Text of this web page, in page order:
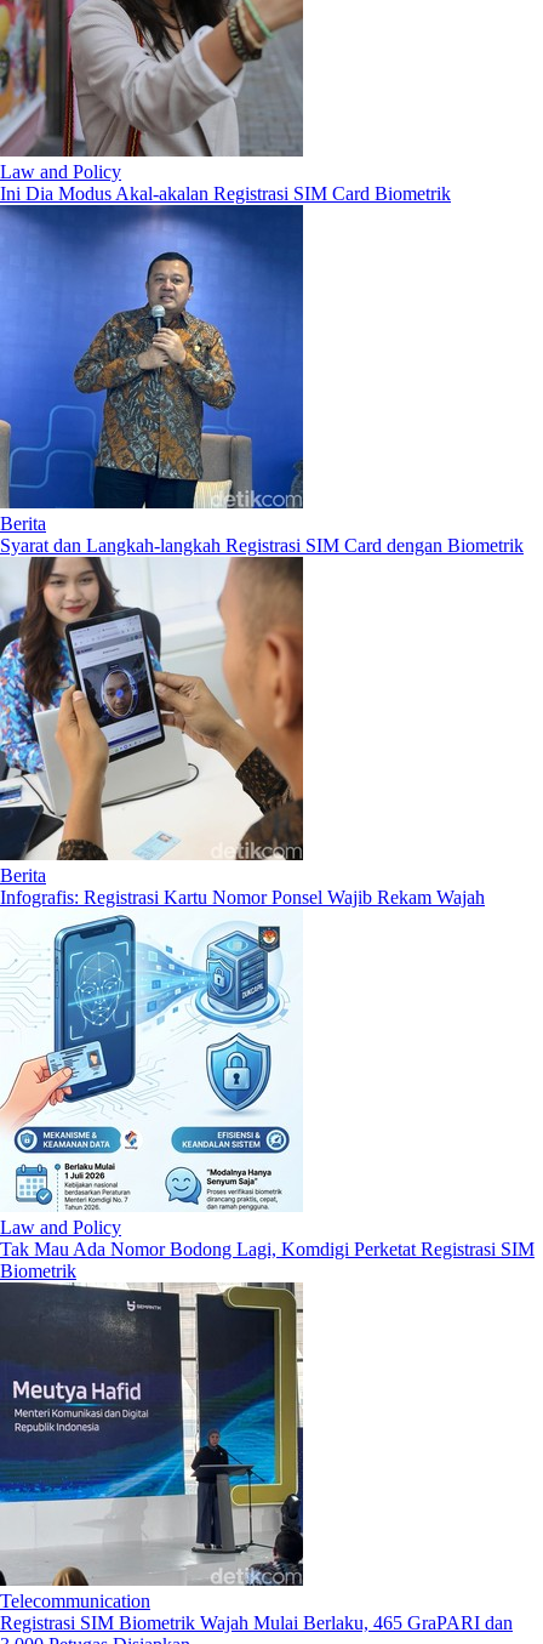
Law and Policy
Ini Dia Modus Akal-akalan Registrasi SIM Card Biometrik
Berita
Syarat dan Langkah-langkah Registrasi SIM Card dengan Biometrik
Berita
Infografis: Registrasi Kartu Nomor Ponsel Wajib Rekam Wajah
Law and Policy
Tak Mau Ada Nomor Bodong Lagi, Komdigi Perketat Registrasi SIM
Biometrik
Telecommunication
Registrasi SIM Biometrik Wajah Mulai Berlaku, 465 GraPARI dan